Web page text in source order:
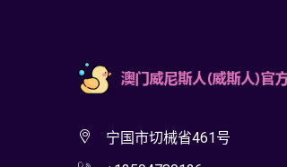
宁国市切械省461号